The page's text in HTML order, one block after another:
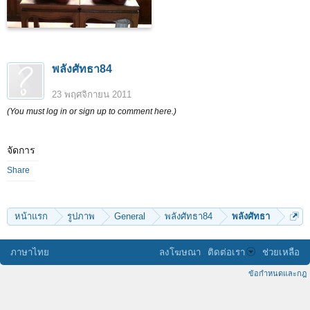
พลังศัทธา84
23 พฤศจิกายน 2011
(You must log in or sign up to comment here.)
จัดการ
Share
หน้าแรก รูปภาพ General พลังศัทธา84 พลังศัทธา
ภาษาไทย ลงโฆษณา ติดต่อเรา ช่วยเหลือ
ข้อกำหนดและกฎ